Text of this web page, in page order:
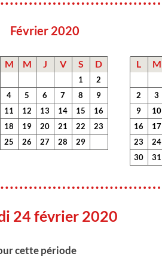
Février 2020
M M J V S D
1
2
4 5 6 7 8
9
11 12 13 14 15
16
18 19 20 21 22
23
25 26 27 28 29
L M
2
3
9
10
16
17
23
24
30
31
24 février 2020
cette période